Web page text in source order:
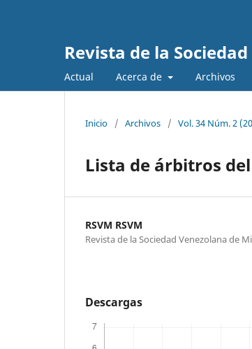
Revista de la
Actual Acerca de Archivos
Inicio / Archivos / Vol. 34 Núm. 2
Lista de árbitros
RSVM RSVM
Revista de la Sociedad Venezolana de
Descargas